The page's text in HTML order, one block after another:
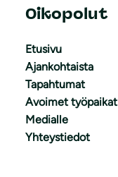
Oikopolut
Etusivu
Ajankohtaista
Tapahtumat
Avoimet työpaikat
Medialle
Yhteystiedot